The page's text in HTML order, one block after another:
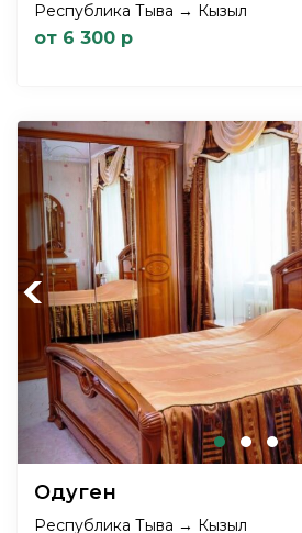
Республика Тыва → Кызыл
от 6 300 р
Previous
Одуген
Республика Тыва → Кызыл